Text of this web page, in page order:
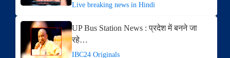
Live breaking news in Hindi
UP Bus Station News : प्रदेश में बनने जा
रहे…
IBC24 Originals